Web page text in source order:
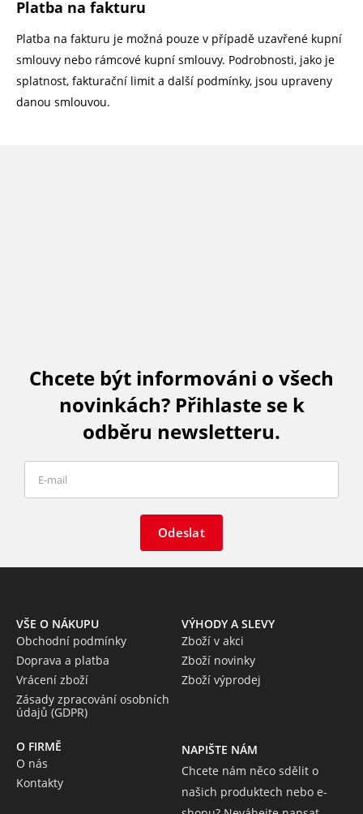
Platba na fakturu
Platba na fakturu je možná pouze v případě uzavřené kupní
smlouvy nebo rámcové kupní smlouvy. Podrobnosti, jako je
splatnost, fakturační limit a další podmínky, jsou upraveny
danou smlouvou.
Chcete být informováni o všech
novinkách? Přihlaste se k
odběru newsletteru.
Odeslat
VŠE O NÁKUPU
Obchodní podmínky
Doprava a platba
Vrácení zboží
Zásady zpracování osobních
údajů (GDPR)
VÝHODY A SLEVY
Zboží v akci
Zboží novinky
Zboží výprodej
O FIRMĚ
O nás
Kontakty
NAPIŠTE NÁM
Chcete nám něco sdělit o
našich produktech nebo e-